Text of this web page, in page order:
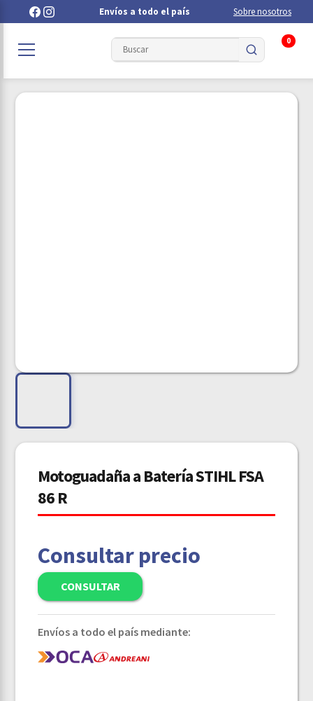
Envíos a todo el país Sobre nosotros
0
Motoguadaña a Batería STIHL FSA
86 R
Consultar precio
CONSULTAR
Envíos a todo el país mediante: